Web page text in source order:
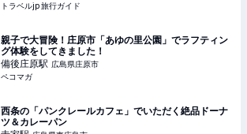
トラベルjp 旅行ガイド
親子で大冒険！庄原市「あゆの里公園」でラフティン
グ体験をしてきました！
備後庄原駅 広島県庄原市
ペコマガ
西条の「パンクレールカフェ」でいただく絶品ドーナ
ツ＆カレーパン